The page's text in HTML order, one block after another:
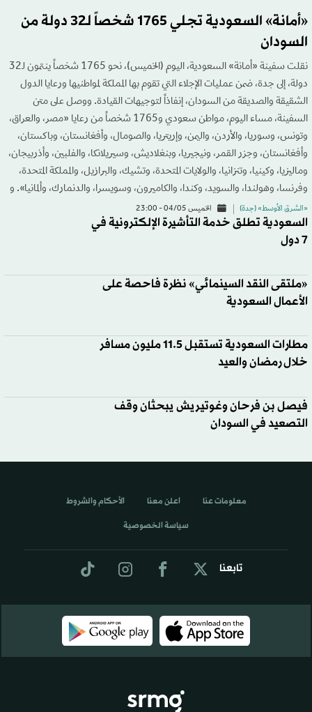
«أمانة» السعودية تجلي 1765 شخصاً لـ32 دولة من
السودان
نقلت سفينة «أمانة» السعودية، اليوم (الخميس)، نحو 1765 شخصاً ينتمون لـ32
دولة، إلى جدة، ضمن عمليات الإجلاء التي تقوم بها المملكة لمواطنيها ورعايا الدول
الشقيقة والصديقة من السودان، إنفاذاً لتوجيهات القيادة. ووصل على متن
السفينة، مساء اليوم، مواطن سعودي و1765 شخصاً من رعايا «مصر، والعراق،
وتونس، وسوريا، والأردن، واليمن، وإريتريا، والصومال، وأفغانستان، وباكستان،
وأفغانستان، وجزر القمر، ونيجيريا، وبنغلاديش، وسيريلانكا، والفلبين، وأذربيجان،
وماليزيا، وكينيا، وتنزانيا، والولايات المتحدة، وتشيك، والبرازيل، والمملكة المتحدة،
وفرنسا، وهولندا، والسويد، وكندا، والكاميرون، وسويسرا، والدنمارك، وألمانيا». و
«الشرق الأوسط» (جدة) الخميس 04/05 - 23:00
السعودية تطلق خدمة التأشيرة الإلكترونية في
7 دول
«ملتقى النقد السينمائي» نظرة فاحصة على
الأعمال السعودية
مطارات السعودية تستقبل 11.5 مليون مسافر
خلال رمضان والعيد
فيصل بن فرحان وغوتيريش يبحثان وقف
التصعيد في السودان
تابعنا
معلومات عنا اعلن معنا الأحكام والشروط
سياسة الخصوصية